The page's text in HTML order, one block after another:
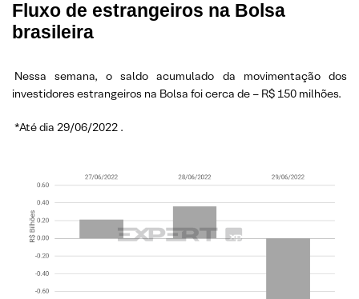
Fluxo de estrangeiros na Bolsa
brasileira
Nessa semana, o saldo acumulado da movimentação dos
investidores estrangeiros na Bolsa foi cerca de – R$ 150 milhões.
*Até dia 29/06/2022 .